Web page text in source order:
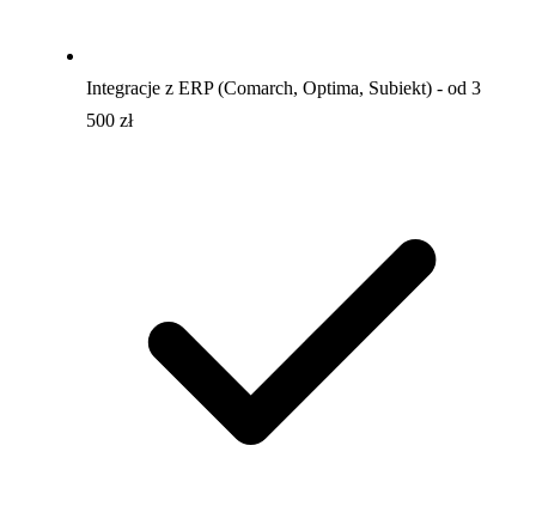
Integracje z ERP (Comarch, Optima, Subiekt) - od 3
500 zł